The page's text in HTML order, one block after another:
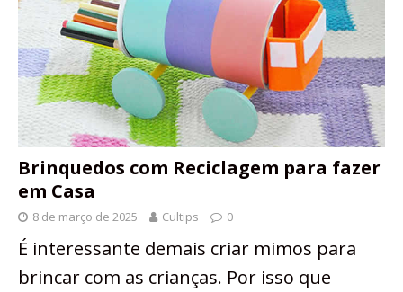
Brinquedos com Reciclagem para fazer
em Casa
8 de março de 2025 Cultips 0
É interessante demais criar mimos para
brincar com as crianças. Por isso que